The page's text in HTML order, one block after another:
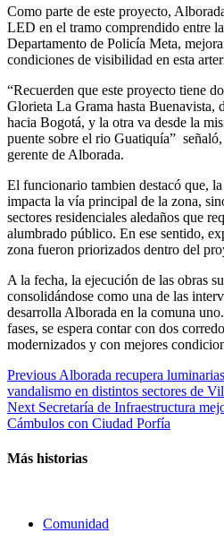
Como parte de este proyecto,
LED en el tramo comprendido entre
Departamento de Policía Meta,
condiciones de visibilidad en esta
“Recuerden que este proyecto tiene
Glorieta La Grama hasta Buenavista,
hacia Bogotá, y la otra va desde la
puente sobre el rio Guatiquía”
gerente de Alborada.
El funcionario tambien destacó que,
impacta la vía principal de la zona,
sectores residenciales aledaños que
alumbrado público. En ese sentido,
zona fueron priorizados dentro del
A la fecha, la ejecución de las obras
consolidándose como una de las
desarrolla Alborada en la comuna
fases, se espera contar con dos
modernizados y con mejores
Continue
Reading
Previous Alborada recupera
vandalismo en distintos sectores de
Next Secretaría de Infraestructura
Cámbulos con Ciudad Porfía
Más historias
Comunidad